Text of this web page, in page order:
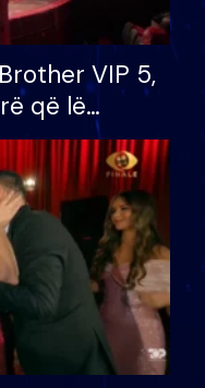
VIP 5,
që lë
për